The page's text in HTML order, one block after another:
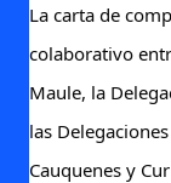
La carta de
colaborativo
Maule, la
las
Cauquenes y